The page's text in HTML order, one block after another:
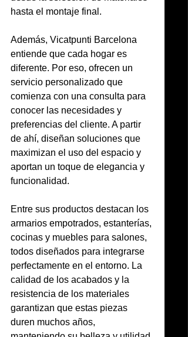
hasta el montaje final.
Además, Vicatpunti Barcelona
entiende que cada hogar es
diferente. Por eso, ofrecen un
servicio personalizado que
comienza con una consulta para
conocer las necesidades y
preferencias del cliente. A partir
de ahí, diseñan soluciones que
maximizan el uso del espacio y
aportan un toque de elegancia y
funcionalidad.
Entre sus productos destacan los
armarios empotrados, estanterías,
cocinas y muebles para salones,
todos diseñados para integrarse
perfectamente en el entorno. La
calidad de los acabados y la
resistencia de los materiales
garantizan que estas piezas
duren muchos años,